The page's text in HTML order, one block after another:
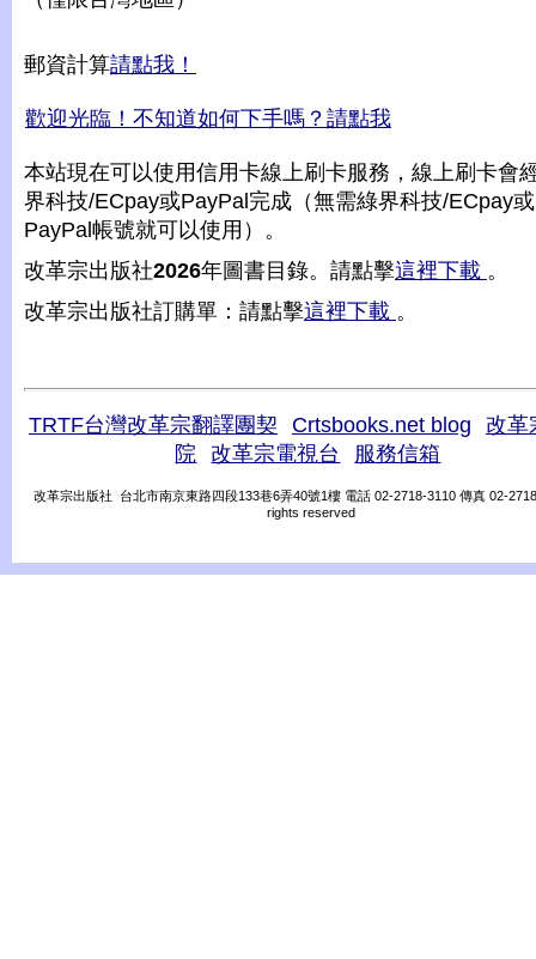
郵資計算請點我！
歡迎光臨！不知道如何下手嗎？請點我
本站現在可以使用信用卡線上刷卡服務，線上刷卡會
界科技/ECpay或PayPal完成（無需綠界科技/ECpay或
PayPal帳號就可以使用）。
改革宗出版社2026年圖書目錄。請點擊這裡下載 。
改革宗出版社訂購單：請點擊這裡下載 。
TRTF台灣改革宗翻譯團契 Crtsbooks.net blog
改革
院
改革宗電視台 服務信箱
改革宗出版社 台北市南京東路四段133巷6弄40號1樓 電話 02-2718-3110 傳真 02-
rights reserved